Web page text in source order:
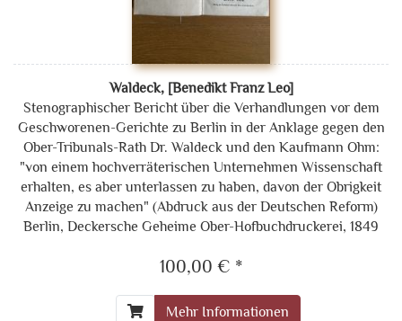
Waldeck, [Benedikt Franz Leo]
Stenographischer Bericht über die Verhandlungen vor dem
Geschworenen-Gerichte zu Berlin in der Anklage gegen den
Ober-Tribunals-Rath Dr. Waldeck und den Kaufmann Ohm:
"von einem hochverräterischen Unternehmen Wissenschaft
erhalten, es aber unterlassen zu haben, davon der Obrigkeit
Anzeige zu machen" (Abdruck aus der Deutschen Reform)
Berlin, Deckersche Geheime Ober-Hofbuchdruckerei, 1849
100,00 € *
Mehr Informationen